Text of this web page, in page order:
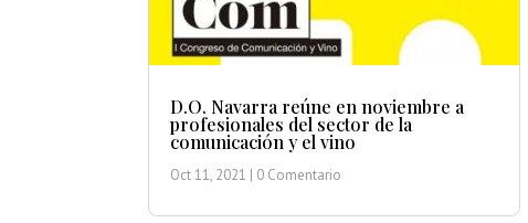
D.O. Navarra reúne en noviembre a
profesionales del sector de la
comunicación y el vino
Oct 11, 2021 | 0 Comentario